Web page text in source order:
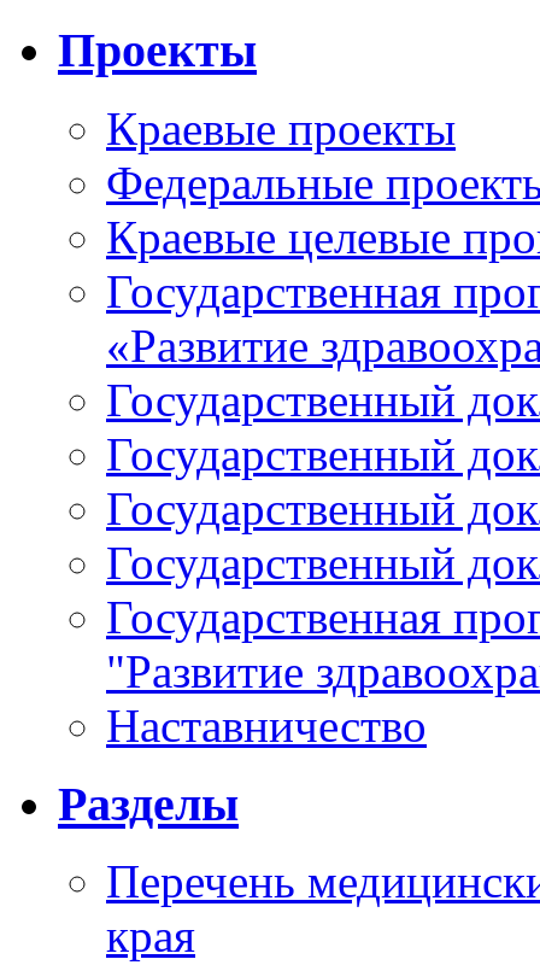
Проекты
Краевые проекты
Федеральные
Краевые целевые
Государственная
«Развитие
Государственный
Государственный
Государственный
Государственный
Государственная
"Развитие
Наставничество
Разделы
Перечень
края